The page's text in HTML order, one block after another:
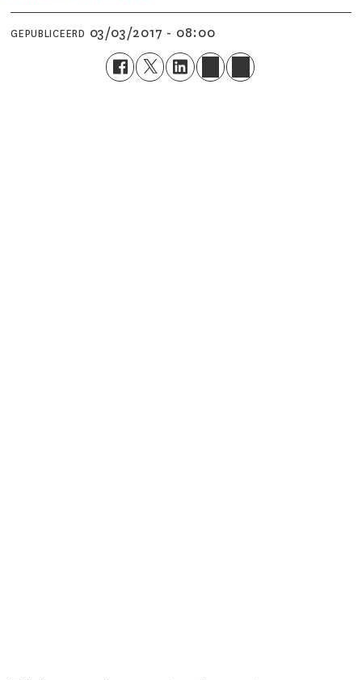
GEPUBLICEERD 03/03/2017 - 08:00